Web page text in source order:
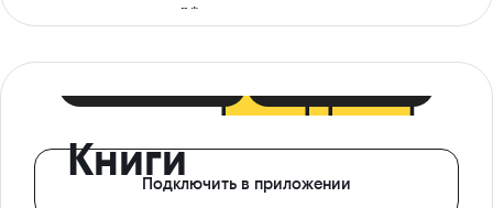
ограничений*
КнигиПодключить в приложении